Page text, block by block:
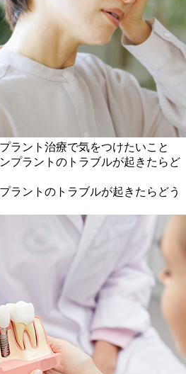
ラント治療で気をつけたいこと
ラントのトラブルが起きたらどう